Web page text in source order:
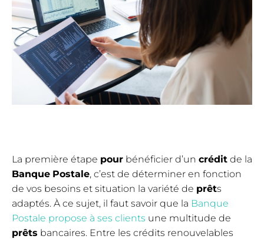
La première étape pour bénéficier d’un crédit de la
Banque Postale, c’est de déterminer en fonction
de vos besoins et situation la variété de prêts
adaptés. À ce sujet, il faut savoir que la Banque
Postale propose à ses clients une multitude de
prêts bancaires. Entre les crédits renouvelables